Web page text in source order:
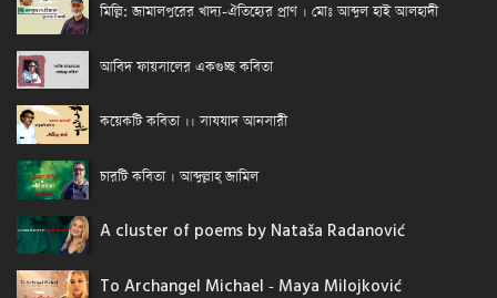
মিল্লি: জামালপুরের খাদ্য-ঐতিহ্যের প্রাণ । মোঃ আব্দুল হাই আলহাদী
আবিদ ফায়সালের একগুচ্ছ কবিতা
কয়েকটি কবিতা ।। সাযযাদ আনসারী
চারটি কবিতা । আব্দুল্লাহ্ জামিল
A cluster of poems by Nataša Radanović
To Archangel Michael - Maya Milojković